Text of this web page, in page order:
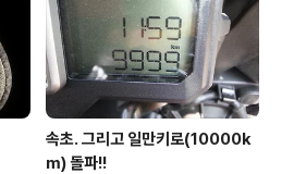
속초. 그리고 일만키로(10000k
m) 돌파!!